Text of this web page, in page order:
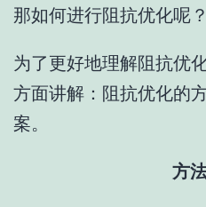
那如何进行阻抗优化呢？
为了更好地理解阻抗优
方面讲解：阻抗优化的
案。
方